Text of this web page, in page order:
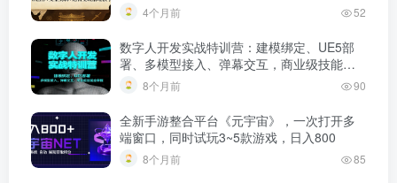
4个月前 52
数字人开发实战特训营：建模绑定、UE5部
署、多模型接入、弹幕交互，商业级技能全
掌握8个月前 90
全新手游整合平台《元宇宙》，一次打开多
端窗口，同时试玩3~5款游戏，日入800
8个月前 85